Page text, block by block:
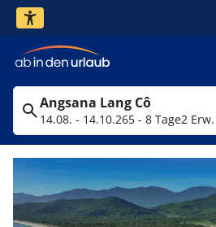
Angsana Lang Cô
14.08. - 14.10.265 - 8 Tage2 Erw.